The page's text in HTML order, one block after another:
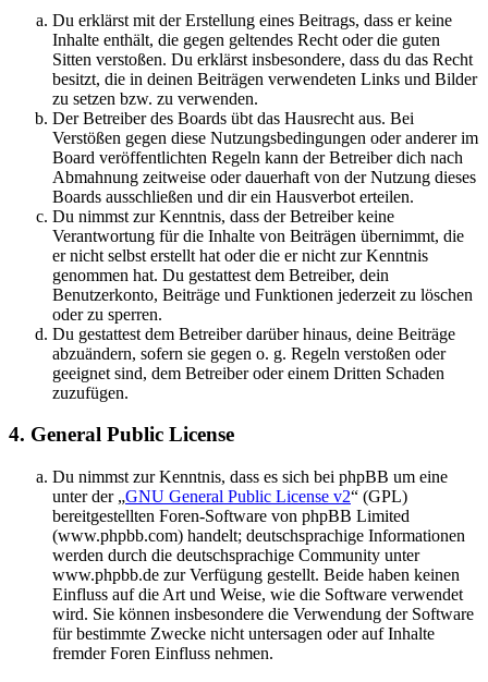
Du erklärst mit der Erstellung eines Beitrags, dass er keine
Inhalte enthält, die gegen geltendes Recht oder die guten
Sitten verstoßen. Du erklärst insbesondere, dass du das Recht
besitzt, die in deinen Beiträgen verwendeten Links und Bilder
zu setzen bzw. zu verwenden.
Der Betreiber des Boards übt das Hausrecht aus. Bei
Verstößen gegen diese Nutzungsbedingungen oder anderer im
Board veröffentlichten Regeln kann der Betreiber dich nach
Abmahnung zeitweise oder dauerhaft von der Nutzung dieses
Boards ausschließen und dir ein Hausverbot erteilen.
Du nimmst zur Kenntnis, dass der Betreiber keine
Verantwortung für die Inhalte von Beiträgen übernimmt, die
er nicht selbst erstellt hat oder die er nicht zur Kenntnis
genommen hat. Du gestattest dem Betreiber, dein
Benutzerkonto, Beiträge und Funktionen jederzeit zu löschen
oder zu sperren.
Du gestattest dem Betreiber darüber hinaus, deine Beiträge
abzuändern, sofern sie gegen o. g. Regeln verstoßen oder
geeignet sind, dem Betreiber oder einem Dritten Schaden
zuzufügen.
4. General Public License
Du nimmst zur Kenntnis, dass es sich bei phpBB um eine
unter der „GNU General Public License v2“ (GPL)
bereitgestellten Foren-Software von phpBB Limited
(www.phpbb.com) handelt; deutschsprachige Informationen
werden durch die deutschsprachige Community unter
www.phpbb.de zur Verfügung gestellt. Beide haben keinen
Einfluss auf die Art und Weise, wie die Software verwendet
wird. Sie können insbesondere die Verwendung der Software
für bestimmte Zwecke nicht untersagen oder auf Inhalte
fremder Foren Einfluss nehmen.